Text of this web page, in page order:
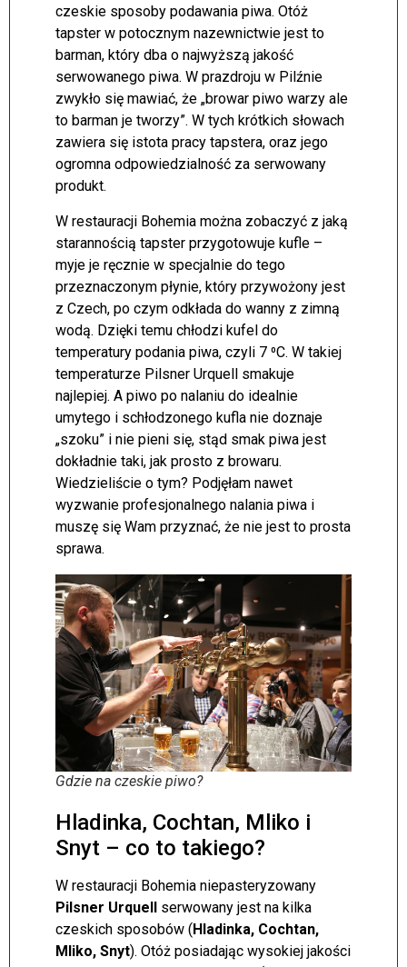
czeskie sposoby podawania piwa. Otóż
tapster w potocznym nazewnictwie jest to
barman, który dba o najwyższą jakość
serwowanego piwa. W prazdroju w Pilźnie
zwykło się mawiać, że „browar piwo warzy ale
to barman je tworzy”. W tych krótkich słowach
zawiera się istota pracy tapstera, oraz jego
ogromna odpowiedzialność za serwowany
produkt.
W restauracji Bohemia można zobaczyć z jaką
starannością tapster przygotowuje kufle –
myje je ręcznie w specjalnie do tego
przeznaczonym płynie, który przywożony jest
z Czech, po czym odkłada do wanny z zimną
wodą. Dzięki temu chłodzi kufel do
temperatury podania piwa, czyli 7 ⁰C. W takiej
temperaturze Pilsner Urquell smakuje
najlepiej. A piwo po nalaniu do idealnie
umytego i schłodzonego kufla nie doznaje
„szoku” i nie pieni się, stąd smak piwa jest
dokładnie taki, jak prosto z browaru.
Wiedzieliście o tym? Podjęłam nawet
wyzwanie profesjonalnego nalania piwa i
muszę się Wam przyznać, że nie jest to prosta
sprawa.
Gdzie na czeskie piwo?
Hladinka, Cochtan, Mliko i
Snyt – co to takiego?
W restauracji Bohemia niepasteryzowany
Pilsner Urquell
serwowany jest na kilka
czeskich sposobów ( Hladinka, Cochtan,
Mliko, Snyt). Otóż posiadając wysokiej jakości